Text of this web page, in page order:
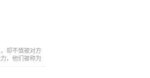
却不慎被对方
，他们被称为
当成怪兽而被